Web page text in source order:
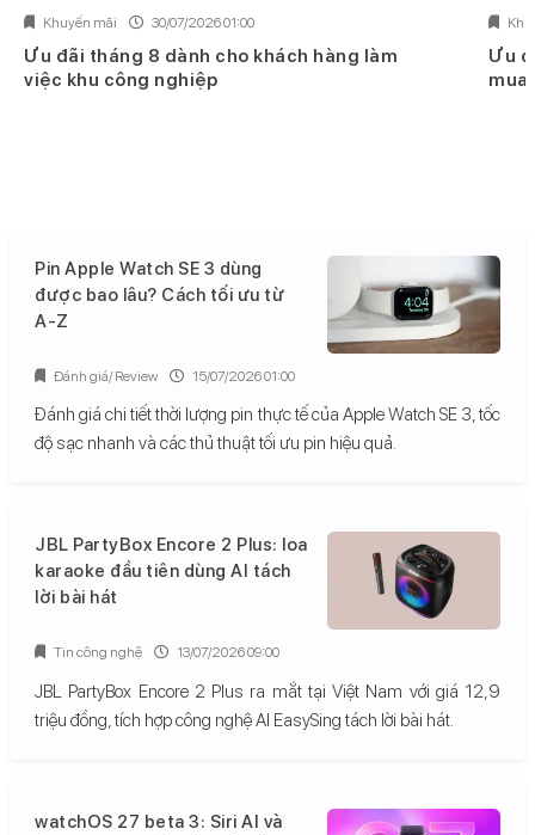
Khuyến mãi 30/07/2026 01:00
Ưu đãi tháng 8 dành cho khách hàng làm
việc khu công nghiệp
Ưu
mua
Pin Apple Watch SE 3 dùng
được bao lâu? Cách tối ưu từ
A-Z
Đánh giá chi tiết thời lượng pin thực tế của Apple Watch SE 3, tốc
độ sạc nhanh và các thủ thuật tối ưu pin hiệu quả.
Đánh giá/ Review 15/07/2026 01:00
JBL PartyBox Encore 2 Plus: loa
karaoke đầu tiên dùng AI tách
lời bài hát
JBL PartyBox Encore 2 Plus ra mắt tại Việt Nam với giá 12,9
triệu đồng, tích hợp công nghệ AI EasySing tách lời bài hát.
Tin công nghệ 13/07/2026 09:00
watchOS 27 beta 3: Siri AI và